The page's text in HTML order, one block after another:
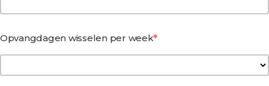
Opvangdagen wisselen per week